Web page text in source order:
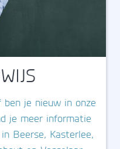
je nieuw in onze
je meer informatie
Beerse, Kasterlee,